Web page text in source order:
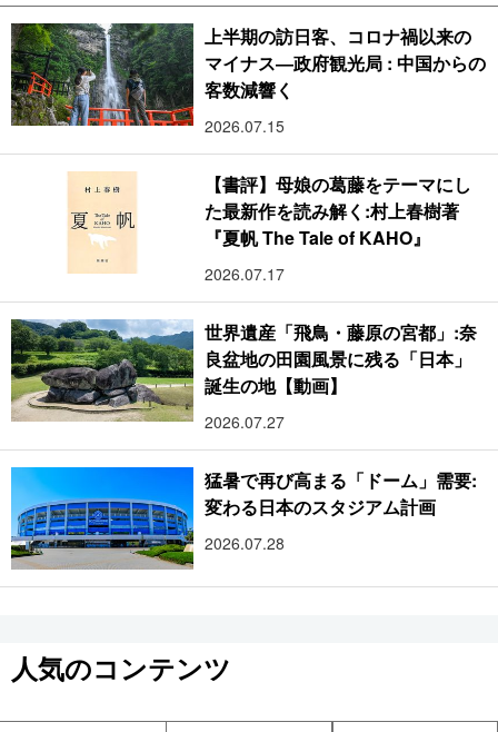
上半期の訪日客、コロナ禍以来の
マイナス―政府観光局 : 中国からの
客数減響く
2026.07.15
【書評】母娘の葛藤をテーマにし
た最新作を読み解く:村上春樹著
『夏帆 The Tale of KAHO』
2026.07.17
世界遺産「飛鳥・藤原の宮都」:奈
良盆地の田園風景に残る「日本」
誕生の地【動画】
2026.07.27
猛暑で再び高まる「ドーム」需要:
変わる日本のスタジアム計画
2026.07.28
人気のコンテンツ